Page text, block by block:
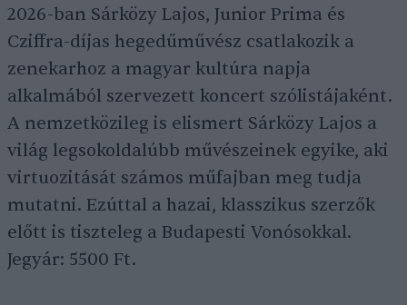
2026-ban Sárközy Lajos, Junior Prima és
Cziffra-díjas hegedűművész csatlakozik a
zenekarhoz a magyar kultúra napja
alkalmából szervezett koncert szólistájaként.
A nemzetközileg is elismert Sárközy Lajos a
világ legsokoldalúbb művészeinek egyike, aki
virtuozitását számos műfajban meg tudja
mutatni. Ezúttal a hazai, klasszikus szerzők
előtt is tiszteleg a Budapesti Vonósokkal.
Jegyár: 5500 Ft.